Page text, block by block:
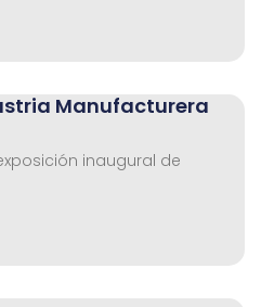
Manufacturera
inaugural de